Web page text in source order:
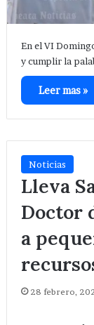
En el VI
y cumplir la
Leer mas »
Noticias
Lleva
Doctor
a
28 febrero,